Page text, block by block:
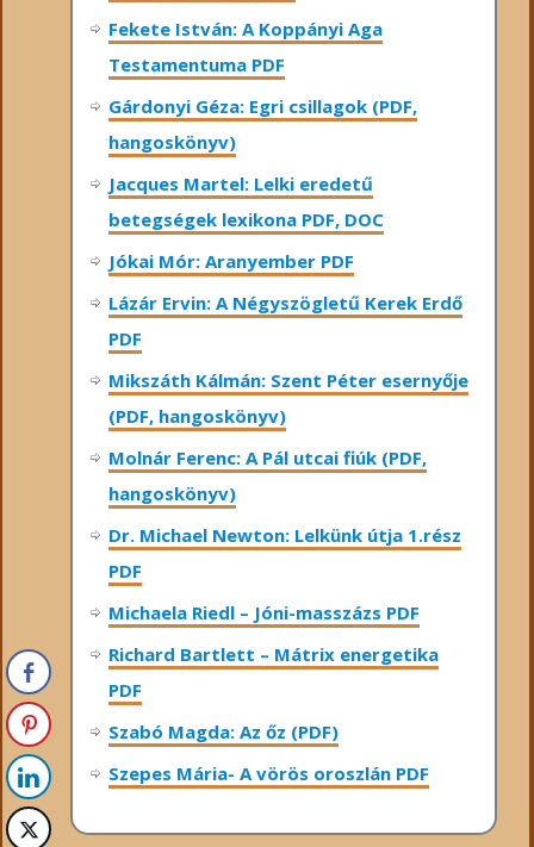
Fekete István: A Koppányi Aga
Testamentuma PDF
Gárdonyi Géza: Egri csillagok (PDF,
hangoskönyv)
Jacques Martel: Lelki eredetű
betegségek lexikona PDF, DOC
Jókai Mór: Aranyember PDF
Lázár Ervin: A Négyszögletű Kerek Erdő
PDF
Mikszáth Kálmán: Szent Péter esernyője
(PDF, hangoskönyv)
Molnár Ferenc: A Pál utcai fiúk (PDF,
hangoskönyv)
Dr. Michael Newton: Lelkünk útja 1.rész
PDF
Michaela Riedl – Jóni-masszázs PDF
Richard Bartlett – Mátrix energetika
PDF
Szabó Magda: Az őz (PDF)
Szepes Mária- A vörös oroszlán PDF